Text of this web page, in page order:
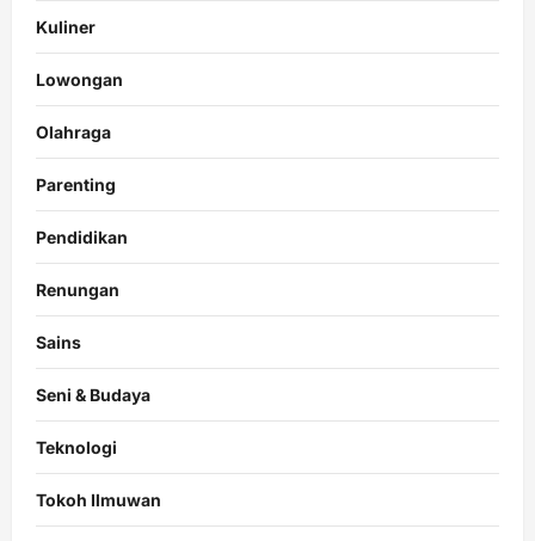
Kuliner
Lowongan
Olahraga
Parenting
Pendidikan
Renungan
Sains
Seni & Budaya
Teknologi
Tokoh Ilmuwan